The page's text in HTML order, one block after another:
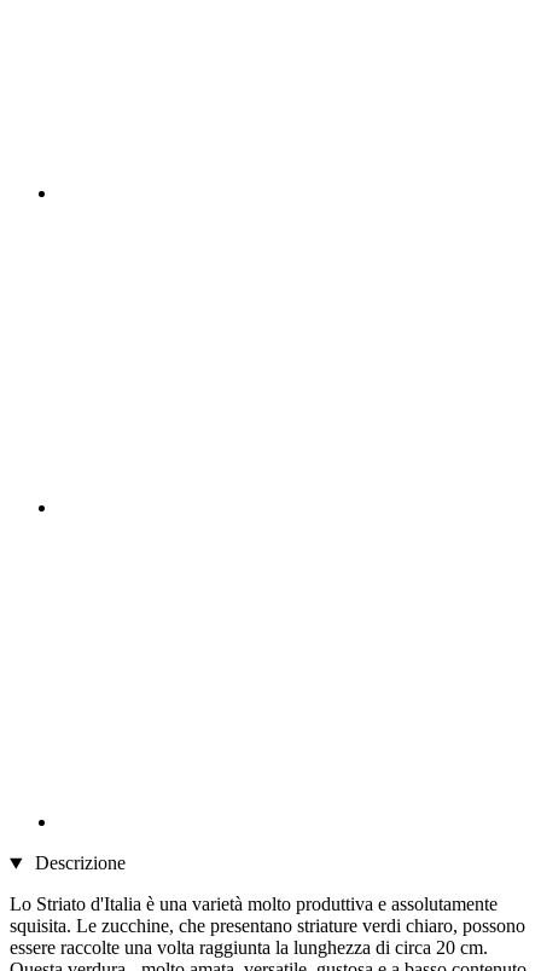
Descrizione
Lo Striato d'Italia è una varietà molto produttiva e assolutamente
squisita. Le zucchine, che presentano striature verdi chiaro, possono
essere raccolte una volta raggiunta la lunghezza di circa 20 cm.